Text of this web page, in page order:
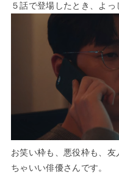
５話で登場したとき、よっ
お笑い枠も、悪役枠も、友
ちゃいい俳優さんです。